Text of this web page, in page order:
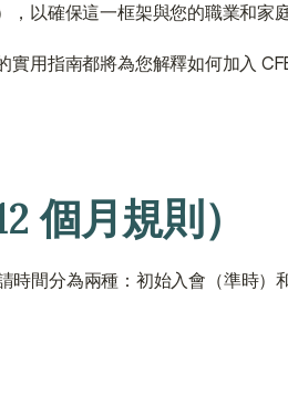
以確保這一框架與您的職業和家
用指南都將為您解釋如何加入
個月規則）
間分為兩種：初始入會（準時）